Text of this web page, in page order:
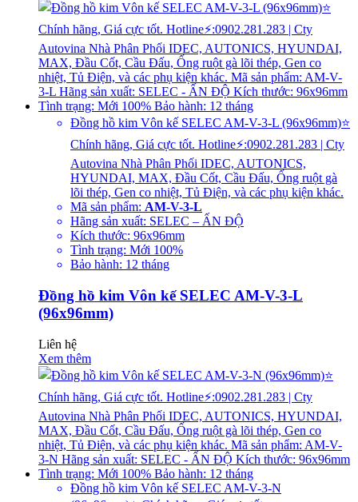
Đồng hồ kim Vôn kế SELEC AM-V-3-L (96x96mm)⭐
Chính hãng, Giá cực tốt. Hotline⚡:0902.281.283 | Cty
Autovina Nhà Phân Phối IDEC, AUTONICS,
HYUNDAI, MAX, Đầu Cốt, Cầu Đấu, Ống ruột gà
lõi thép, Gen co nhiệt, Tủ Điện, và các phụ kiện khác.
Mã sản phẩm: AM-V-3-L
Hãng sản xuất: SELEC – ẤN ĐỘ
Kích thước: 96x96mm
Tình trạng: Mới 100%
Bảo hành: 12 tháng
Đồng hồ kim Vôn kế SELEC AM-V-3-L
(96x96mm)
Liên hệ
Xem thêm
Đồng hồ kim Vôn kế SELEC AM-V-3-N